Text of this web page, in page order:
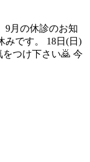
9月の休診のお知
みです。 18日(日)
つけ下さい🙇 今